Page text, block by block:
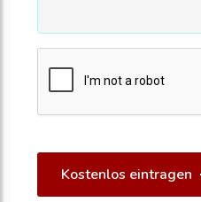
Kostenlos eintragen